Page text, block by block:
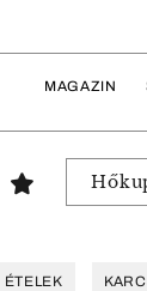
MAGAZIN
ÉTELEK